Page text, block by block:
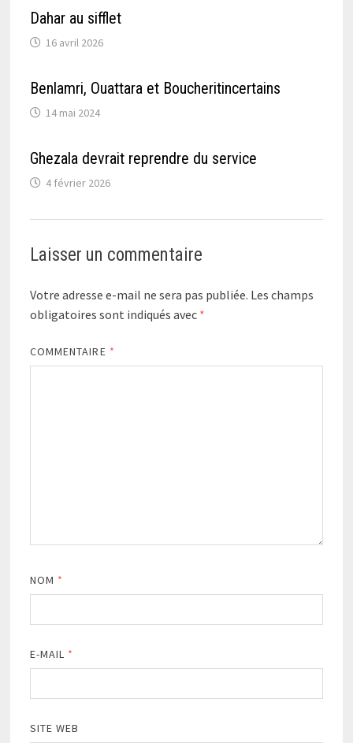
Dahar au sifflet
16 avril 2026
Benlamri, Ouattara et Boucheritincertains
14 mai 2024
Ghezala devrait reprendre du service
4 février 2026
Laisser un commentaire
Votre adresse e-mail ne sera pas publiée. Les champs
obligatoires sont indiqués avec *
COMMENTAIRE *
NOM *
E-MAIL *
SITE WEB